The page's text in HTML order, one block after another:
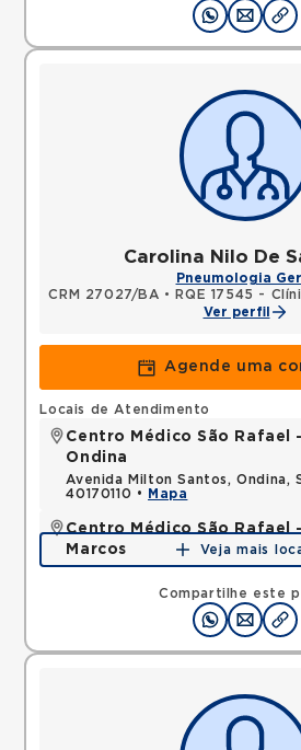
Carolina Nilo De
Pneumologia
CRM 27027/BA • RQE 17545 -
Ver perfil
Agende uma
Compartilhe este
Locais de Atendimento
Centro Médico São Rafael
Ondina
Avenida Milton Santos, Ondina,
40170110 •
Mapa
Centro Médico São Rafael
Marcos
Rua Sao Rafael, Sao Marcos,
Mapa
Veja mais